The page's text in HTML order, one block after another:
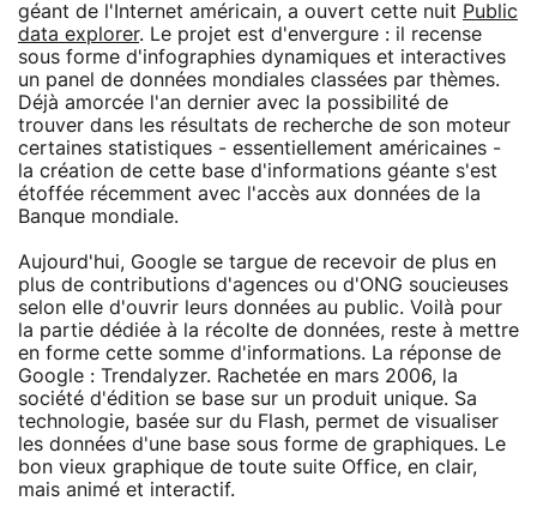
géant de l'Internet américain, a ouvert cette nuit Public
data explorer. Le projet est d'envergure : il recense
sous forme d'infographies dynamiques et interactives
un panel de données mondiales classées par thèmes.
Déjà amorcée l'an dernier avec la possibilité de
trouver dans les résultats de recherche de son moteur
certaines statistiques - essentiellement américaines -
la création de cette base d'informations géante s'est
étoffée récemment avec l'accès aux données de la
Banque mondiale.
Aujourd'hui, Google se targue de recevoir de plus en
plus de contributions d'agences ou d'ONG soucieuses
selon elle d'ouvrir leurs données au public. Voilà pour
la partie dédiée à la récolte de données, reste à mettre
en forme cette somme d'informations. La réponse de
Google : Trendalyzer. Rachetée en mars 2006, la
société d'édition se base sur un produit unique. Sa
technologie, basée sur du Flash, permet de visualiser
les données d'une base sous forme de graphiques. Le
bon vieux graphique de toute suite Office, en clair,
mais animé et interactif.